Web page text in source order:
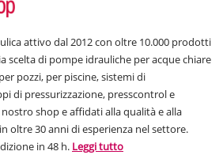
attivo dal 2012 con oltre 10.000 prodotti
scelta di pompe idrauliche per acque chiare
pozzi, per piscine, sistemi di
di pressurizzazione, presscontrol e
shop e affidati alla qualità e alla
oltre 30 anni di esperienza nel settore.
in 48 h. Leggi tutto